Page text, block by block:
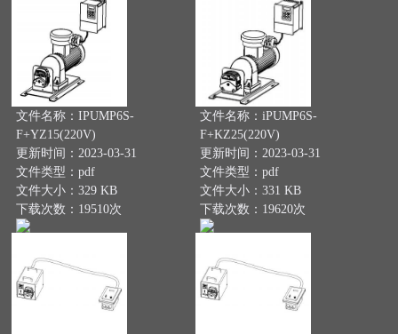
文件名称：IPUMP6S-
F+YZ15(220V)
更新时间：2023-03-31
文件类型：pdf
文件大小：329 KB
下载次数：19510次
文件名称：iPUMP6S-
F+KZ25(220V)
更新时间：2023-03-31
文件类型：pdf
文件大小：331 KB
下载次数：19620次